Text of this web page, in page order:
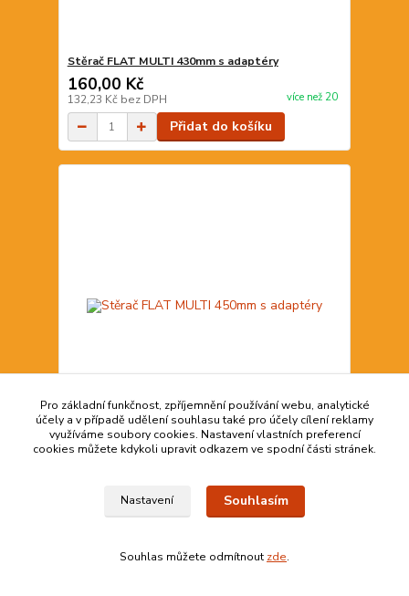
Stěrač FLAT MULTI 430mm s adaptéry
160,00 Kč
132,23 Kč bez DPH více než 20
Přidat do košíku
Stěrač FLAT MULTI 450mm s adaptéry
bez DPH více než 20
Přidat do košíku
Pro základní funkčnost, zpříjemnění používání webu, analytické
účely a v případě udělení souhlasu také pro účely cílení reklamy
využíváme soubory cookies. Nastavení vlastních preferencí
cookies můžete kdykoli upravit odkazem ve spodní části stránek.
Nastavení Souhlasím
Souhlas můžete odmítnout zde.